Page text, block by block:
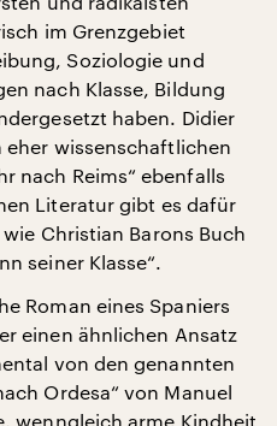
im Grenzgebiet
Soziologie und
nach Klasse, Bildung
haben. Didier
eher wissenschaftlichen
nach Reims“ ebenfalls
Literatur gibt es dafür
Christian Barons Buch
seiner Klasse“.
Roman eines Spaniers
einen ähnlichen Ansatz
von den genannten
Ordesa“ von Manuel
wenngleich arme Kindheit